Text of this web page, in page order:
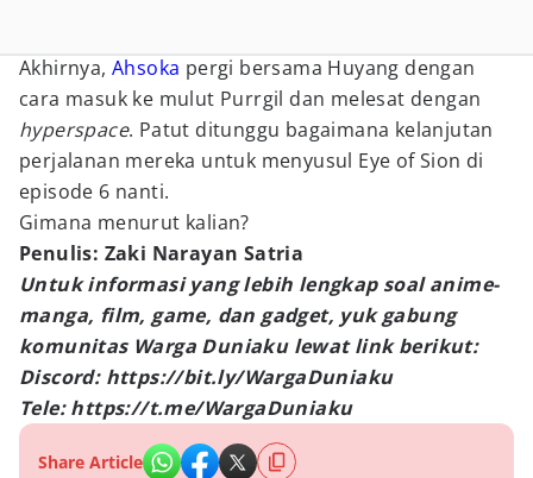
Akhirnya,Ahsoka pergi bersama Huyang dengan
cara masuk ke mulut Purrgil dan melesat dengan
hyperspace. Patut ditunggu bagaimana kelanjutan
perjalanan mereka untuk menyusul Eye of Sion di
episode 6 nanti.
Gimana menurut kalian?
Penulis: Zaki Narayan Satria
Untuk informasi yang lebih lengkap soal anime-
manga, film, game, dan gadget, yuk gabung
komunitas Warga Duniaku lewat link berikut:
Discord: https://bit.ly/WargaDuniaku
Tele: https://t.me/WargaDuniaku
Share Article